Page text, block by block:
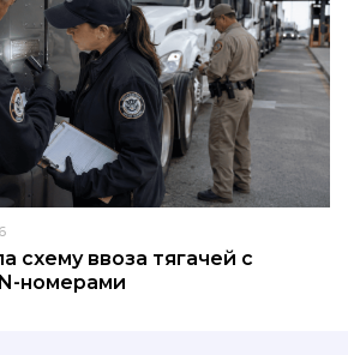
схему ввоза тягачей с
номерами